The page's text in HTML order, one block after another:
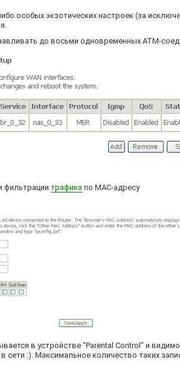
особых экзотических настроек (за
до восьми одновременных ATM-
фильтрации трафика по MAC-адресу
в устройстве "Parental Control" и
сети :). Максимальное количество таких